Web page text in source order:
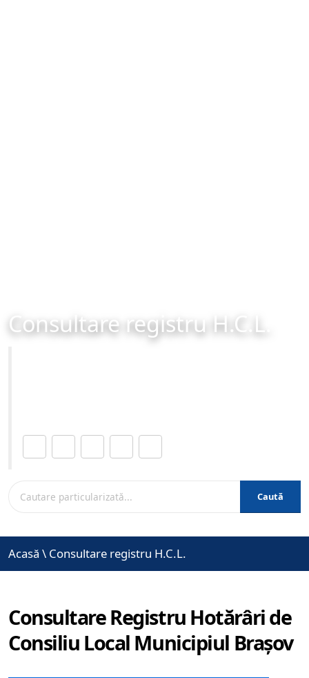
Consultare registru H.C.L.
Caută
Acasă \ Consultare registru H.C.L.
Consultare Registru Hotărâri de
Consiliu Local Municipiul Brașov